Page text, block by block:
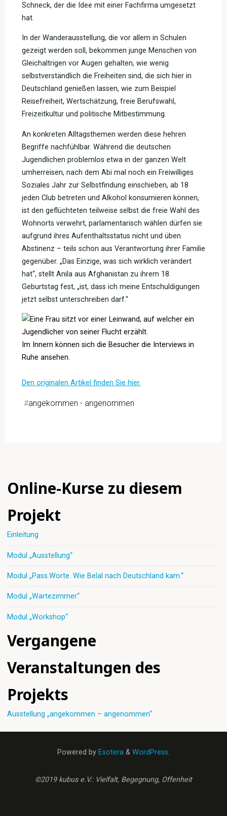
Schneck, der die Idee mit einer Fachfirma umgesetzt
hat.
In der Wanderausstellung, die vor allem in Schulen
gezeigt werden soll, bekommen junge Menschen von
Gleichaltrigen vor Augen gehalten, wie wenig
selbstverständlich die Freiheiten sind, die sich hier in
Deutschland genießen lassen, wie zum Beispiel
Reisefreiheit, Wertschätzung, freie Berufswahl,
Freizeitkultur und politische Mitbestimmung.
An konkreten Alltagsthemen werden diese hehren
Begriffe nachfühlbar. Während die deutschen
Jugendlichen problemlos etwa in der ganzen Welt
umherreisen, nach dem Abi mal noch ein Freiwilliges
Soziales Jahr zur Selbstfindung einschieben, ab 18
jeden Club betreten und Alkohol konsumieren können,
ist den geflüchteten teilweise selbst die freie Wahl des
Wohnorts verwehrt, parlamentarisch wählen dürfen sie
aufgrund ihres Aufenthaltsstatus nicht und üben
Abstinenz – teils schon aus Verantwortung ihrer Familie
gegenüber. „Das Einzige, was sich wirklich verändert
hat“, stellt Anila aus Afghanistan zu ihrem 18.
Geburtstag fest, „ist, dass ich meine Entschuldigungen
jetzt selbst unterschreiben darf.“
Im Innern können sich die Besucher die Interviews in
Ruhe ansehen.
Den originalen Artikel finden Sie hier.
#angekommen - angenommen
Online-Kurse zu diesem
Projekt
Einleitung
Modul „Ausstellung“
Modul „Pass.Worte. Wie Belal nach Deutschland kam.“
Modul „Wartezimmer“
Modul „Workshop“
Vergangene
Veranstaltungen des
Projekts
Ausstellung „angekommen – angenommen“
Powered by Esotera & WordPress.
©2019 kubus e.V.: Vielfalt, Begegnung, Offenheit